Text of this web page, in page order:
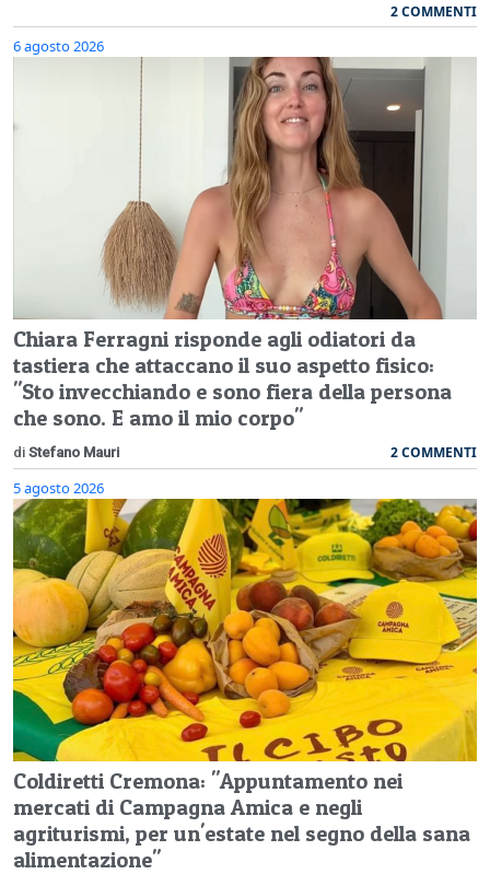
2 COMMENTI
6 agosto 2026
Chiara Ferragni risponde agli odiatori da
tastiera che attaccano il suo aspetto fisico:
"Sto invecchiando e sono fiera della persona
che sono. E amo il mio corpo"
di Stefano Mauri 2 COMMENTI
5 agosto 2026
Coldiretti Cremona: "Appuntamento nei
mercati di Campagna Amica e negli
agriturismi, per un'estate nel segno della sana
alimentazione"